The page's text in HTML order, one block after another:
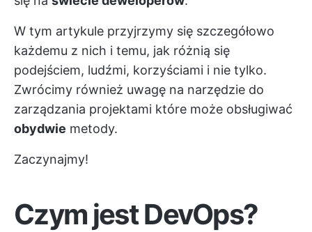
W tym artykule przyjrzymy się szczegółowo
każdemu z nich i temu, jak różnią się
podejściem, ludźmi, korzyściami i nie tylko.
Zwrócimy również uwagę na narzędzie do
zarządzania projektami które może obsługiwać
obydwie metody.
Zaczynajmy!
Czym jest DevOps?